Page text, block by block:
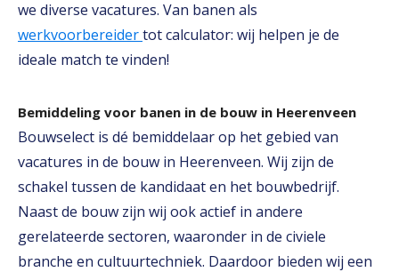
we diverse vacatures. Van banen als
werkvoorbereidertot calculator: wij helpen je de
ideale match te vinden!
Bemiddeling voor banen in de bouw in Heerenveen
Bouwselect is dé bemiddelaar op het gebied van
vacatures in de bouw in Heerenveen. Wij zijn de
schakel tussen de kandidaat en het bouwbedrijf.
Naast de bouw zijn wij ook actief in andere
gerelateerde sectoren, waaronder in de civiele
branche en cultuurtechniek. Daardoor bieden wij een